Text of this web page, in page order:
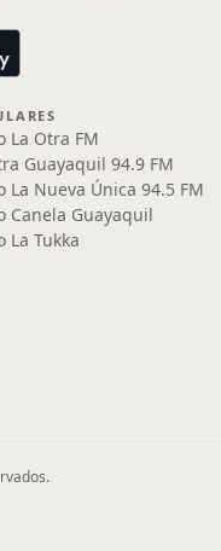
La Otra FM
Guayaquil 94.9 FM
La Nueva Única 94.5 FM
Canela Guayaquil
La Tukka